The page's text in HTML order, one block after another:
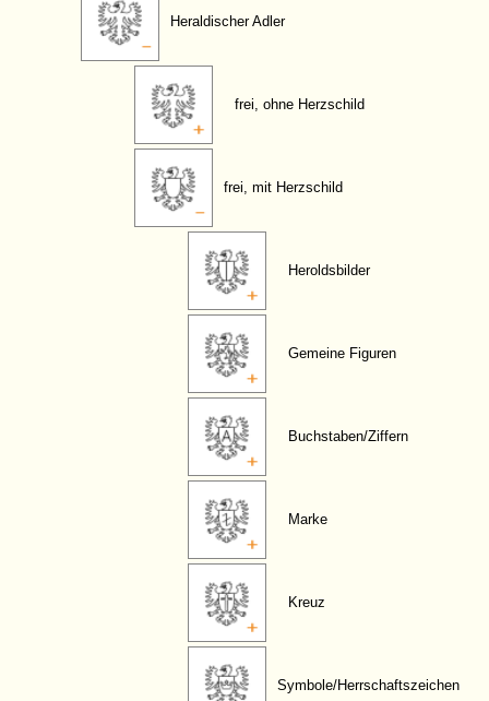
Heraldischer Adler
frei, ohne Herzschild
frei, mit Herzschild
Heroldsbilder
Gemeine Figuren
Buchstaben/Ziffern
Marke
Kreuz
Symbole/Herrschaftszeichen